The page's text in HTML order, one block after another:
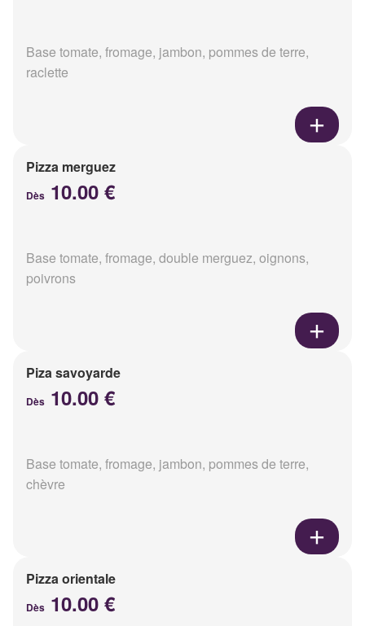
Base tomate, fromage, jambon, pommes de terre,
raclette
Pizza merguez
Dès 10.00 €
Base tomate, fromage, double merguez, oignons,
poivrons
Piza savoyarde
Dès 10.00 €
Base tomate, fromage, jambon, pommes de terre,
chèvre
Pizza orientale
Dès 10.00 €